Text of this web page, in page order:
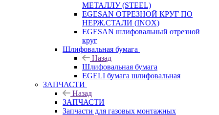
МЕТАЛЛУ (STEEL)
EGESAN ОТРЕЗНОЙ КРУГ ПО
НЕРЖ.СТАЛИ (INOX)
EGESAN шлифовальный отрезной
круг
Шлифовальная бумага
Назад
Шлифовальная бумага
EGELI бумага шлифовальная
ЗАПЧАСТИ
Назад
ЗАПЧАСТИ
Запчасти для газовых монтажных